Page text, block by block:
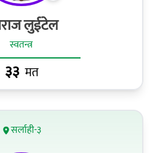
लुईटेल
स्वतन्त्र
३३ मत
सर्लाही-३